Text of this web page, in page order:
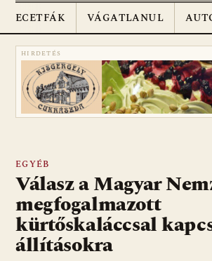
ECETFÁK VÁGATLANUL
HIRDETÉS
EGYÉB
Válasz a Magyar
megfogalmazott
kürtőskaláccsal
állításokra